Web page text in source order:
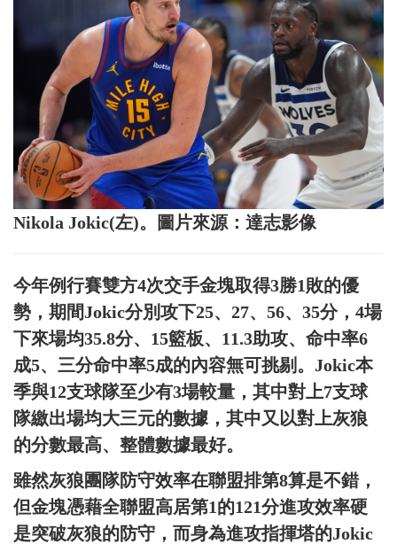
Nikola Jokic(左)。圖片來源：達志影像
今年例行賽雙方4次交手金塊取得3勝1敗的優
勢，期間Jokic分別攻下25、27、56、35分，4場
下來場均35.8分、15籃板、11.3助攻、命中率6
成5、三分命中率5成的內容無可挑剔。Jokic本
季與12支球隊至少有3場較量，其中對上7支球
隊繳出場均大三元的數據，其中又以對上灰狼
的分數最高、整體數據最好。
雖然灰狼團隊防守效率在聯盟排第8算是不錯，
但金塊憑藉全聯盟高居第1的121分進攻效率硬
是突破灰狼的防守，而身為進攻指揮塔的Jokic